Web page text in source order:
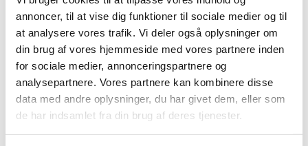
annoncer, til at vise dig funktioner til sociale medier og til
at analysere vores trafik. Vi deler også oplysninger om
din brug af vores hjemmeside med vores partnere inden
for sociale medier, annonceringspartnere og
analysepartnere. Vores partnere kan kombinere disse
data med andre oplysninger, du har givet dem, eller som
de har indsamlet fra din brug af deres tjenester.
|29. maj 2020|
Lægemiddelstyrelsen har besluttet at ophæve den
generelle begrænsning for udleveringen, der blev …
Lægemiddelstyrelsen har lukket fredag den
22. maj 2020
| 18. maj 2020|
Lægemiddelstyrelsen har lukket fredag den 22. maj 2020